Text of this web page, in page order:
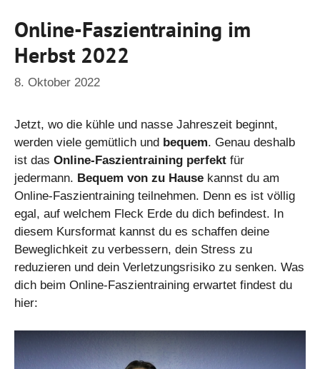
Online-Faszientraining im
Herbst 2022
8. Oktober 2022
Jetzt, wo die kühle und nasse Jahreszeit beginnt,
werden viele gemütlich und bequem. Genau deshalb
ist das Online-Faszientraining perfekt für
jedermann. Bequem von zu Hause kannst du am
Online-Faszientraining teilnehmen. Denn es ist völlig
egal, auf welchem Fleck Erde du dich befindest. In
diesem Kursformat kannst du es schaffen deine
Beweglichkeit zu verbessern, dein Stress zu
reduzieren und dein Verletzungsrisiko zu senken. Was
dich beim Online-Faszientraining erwartet findest du
hier: